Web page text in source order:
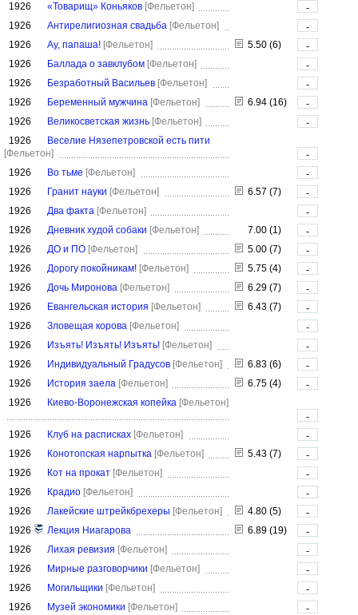
1926
«Товарищ» Коньяков [Фельетон]
-
1926
Антирелигиозная свадьба [Фельетон]
-
1926
Ау, папаша! [Фельетон] 5.50 (6)
-
1926
Баллада о завклубом [Фельетон]
-
1926
Безработный Васильев [Фельетон]
-
1926
Беременный мужчина [Фельетон] 6.94 (16)
-
1926
Великосветская жизнь [Фельетон]
-
1926
Веселие Нязепетровской есть пити
[Фельетон]
-
1926
Во тьме [Фельетон]
-
1926
Гранит науки [Фельетон] 6.57 (7)
-
1926
Два факта [Фельетон]
-
1926
Дневник худой собаки [Фельетон] 7.00 (1)
-
1926
ДО и ПО [Фельетон] 5.00 (7)
-
1926
Дорогу покойникам! [Фельетон] 5.75 (4)
-
1926
Дочь Миронова [Фельетон] 6.29 (7)
-
1926
Евангельская история [Фельетон] 6.43 (7)
-
1926
Зловещая корова [Фельетон]
-
1926
Изъять! Изъять! Изъять! [Фельетон]
-
1926
Индивидуальный Градусов [Фельетон] 6.83 (6)
-
1926
История заела [Фельетон] 6.75 (4)
-
1926
Киево-Воронежская копейка [Фельетон]
-
1926
Клуб на расписках [Фельетон]
-
1926
Конотопская нарпытка [Фельетон] 5.43 (7)
-
1926
Кот на прокат [Фельетон]
-
1926
Крадио [Фельетон]
-
1926
Лакейские штрейкбрехеры [Фельетон] 4.80 (5)
-
1926
Лекция Ниагарова 6.89 (19)
-
1926
Лихая ревизия [Фельетон]
-
1926
Мирные разговорчики [Фельетон]
-
1926
Могильщики [Фельетон]
-
1926
Музей экономики [Фельетон] -